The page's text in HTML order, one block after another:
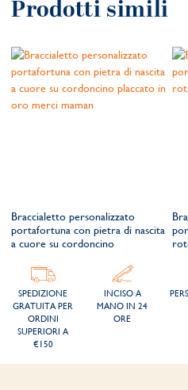
Prodotti simili
Braccialetto personalizzato
portafortuna con pietra di nascita
a cuore su cordoncino
SPEDIZIONE
GRATUITA PER
ORDINI
SUPERIORI A
€150
INCISO A
MANO IN 24
ORE